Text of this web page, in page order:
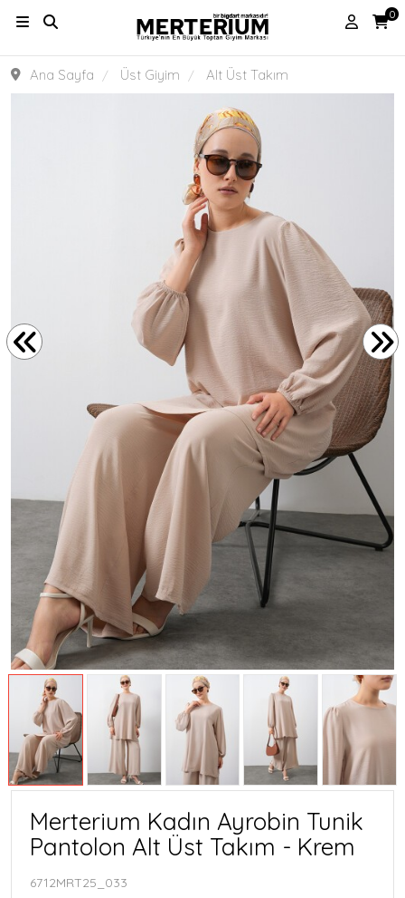
0
Ana Sayfa Üst Giyim Alt Üst Takım
Merterium Kadın Ayrobin Tunik
Pantolon Alt Üst Takım - Krem
6712MRT25_033